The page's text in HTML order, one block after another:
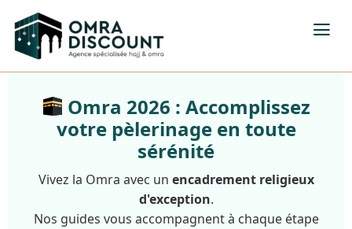
Omra 2026 : Accomplissez
votre pèlerinage en toute
sérénité
Vivez la Omra avec un encadrement religieux
d'exception.
Nos guides vous accompagnent à chaque étape